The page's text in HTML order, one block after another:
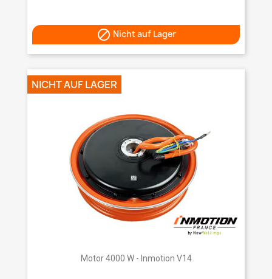
 Nicht auf Lager
Motor 4000 W - Inmotion V14
NICHT AUF LAGER